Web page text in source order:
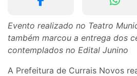
Evento realizado no Teatro
também marcou a entrega dos
contemplados no Edital Junino
A Prefeitura de Currais Novos